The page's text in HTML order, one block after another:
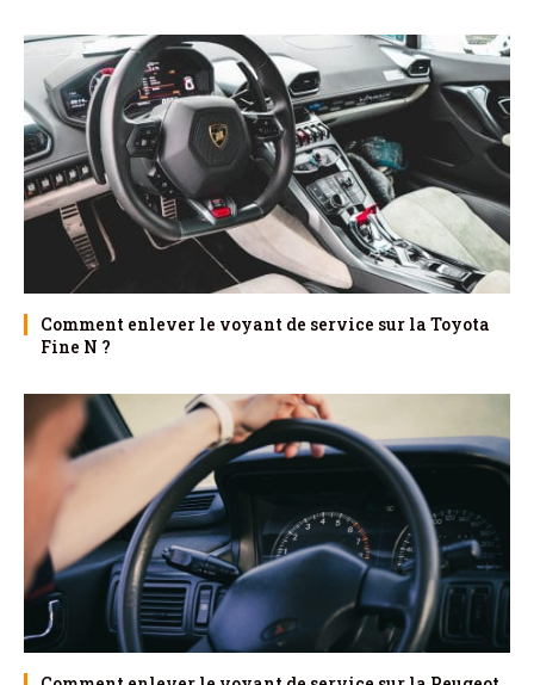
Comment enlever le voyant de service sur la Toyota
Fine N ?